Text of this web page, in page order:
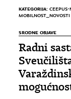
KATEGORIJA: CEEPUS-
MOBILNOST_NOVOSTI
SRODNE OBJAVE
Radni